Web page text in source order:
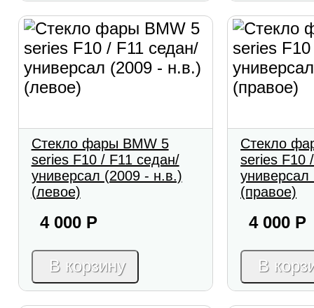
Стекло фары BMW 5
series F10 / F11 седан/
универсал (2009 - н.в.)
(левое)
4 000 Р
В корзину
Стекло
series F10
(правое)
4 000 Р
В